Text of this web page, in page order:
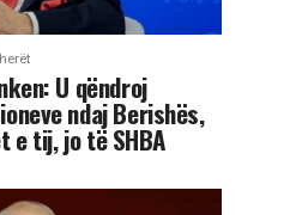
U qëndroj
ndaj Berishës,
e tij, jo të SHBA